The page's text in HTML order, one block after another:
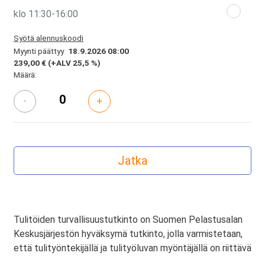
klo 11:30-16:00
Syötä alennuskoodi
Myynti päättyy 18.9.2026 08:00
239,00 € (+ALV 25,5 %)
Määrä:
- +
Tulitöiden turvallisuustutkinto on Suomen Pelastusalan
Keskusjärjestön hyväksymä tutkinto, jolla varmistetaan,
että tulityöntekijällä ja tulityöluvan myöntäjällä on riittävä